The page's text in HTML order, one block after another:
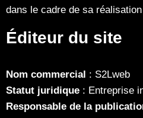
dans le cadre de sa
Éditeur du site
Nom commercial : S2Lweb
Statut juridique : Entreprise
Responsable de la